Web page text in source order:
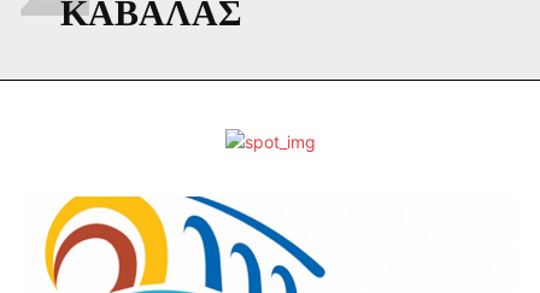
ΚΑΒΆΛΑΣ